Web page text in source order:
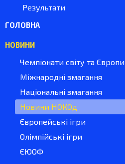
Результати
ГОЛОВНА
НОВИНИ
Чемпіонати світу та Європи
Міжнародні змагання
Національні змагання
Новини НОКОд
Європейські ігри
Олімпійські ігри
ЄЮОФ